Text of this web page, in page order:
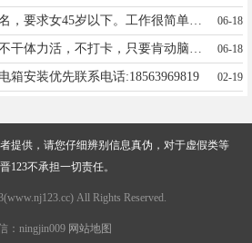
招聘服装付工若干名，要求女45岁以下。工作很简单都是自动化设备！上手就会工资月结！可接送孩子！地点东南汪。有意17733031187。 06-18
06-18
箱安装优先联系电话:18563969819 02-19
提供，请您仔细辨别信息真伪，对于虚假类等
123不承担一切责任。
All Rights Reserved.
：ningjin009 网站地图